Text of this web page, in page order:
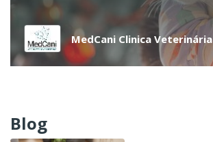
MedCani Clinica Veterinária
Blog